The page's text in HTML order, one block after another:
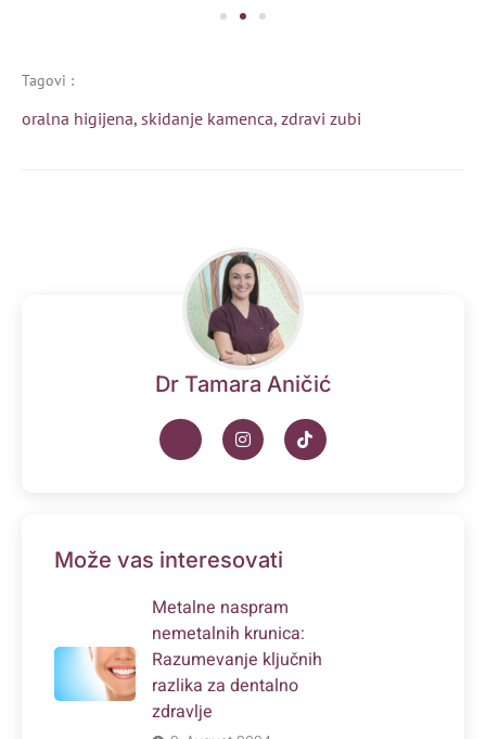
Tagovi :
oralna higijena, skidanje kamenca, zdravi zubi
Dr Tamara Aničić
Može vas interesovati
Metalne naspram
nemetalnih krunica:
Razumevanje ključnih
razlika za dentalno
zdravlje